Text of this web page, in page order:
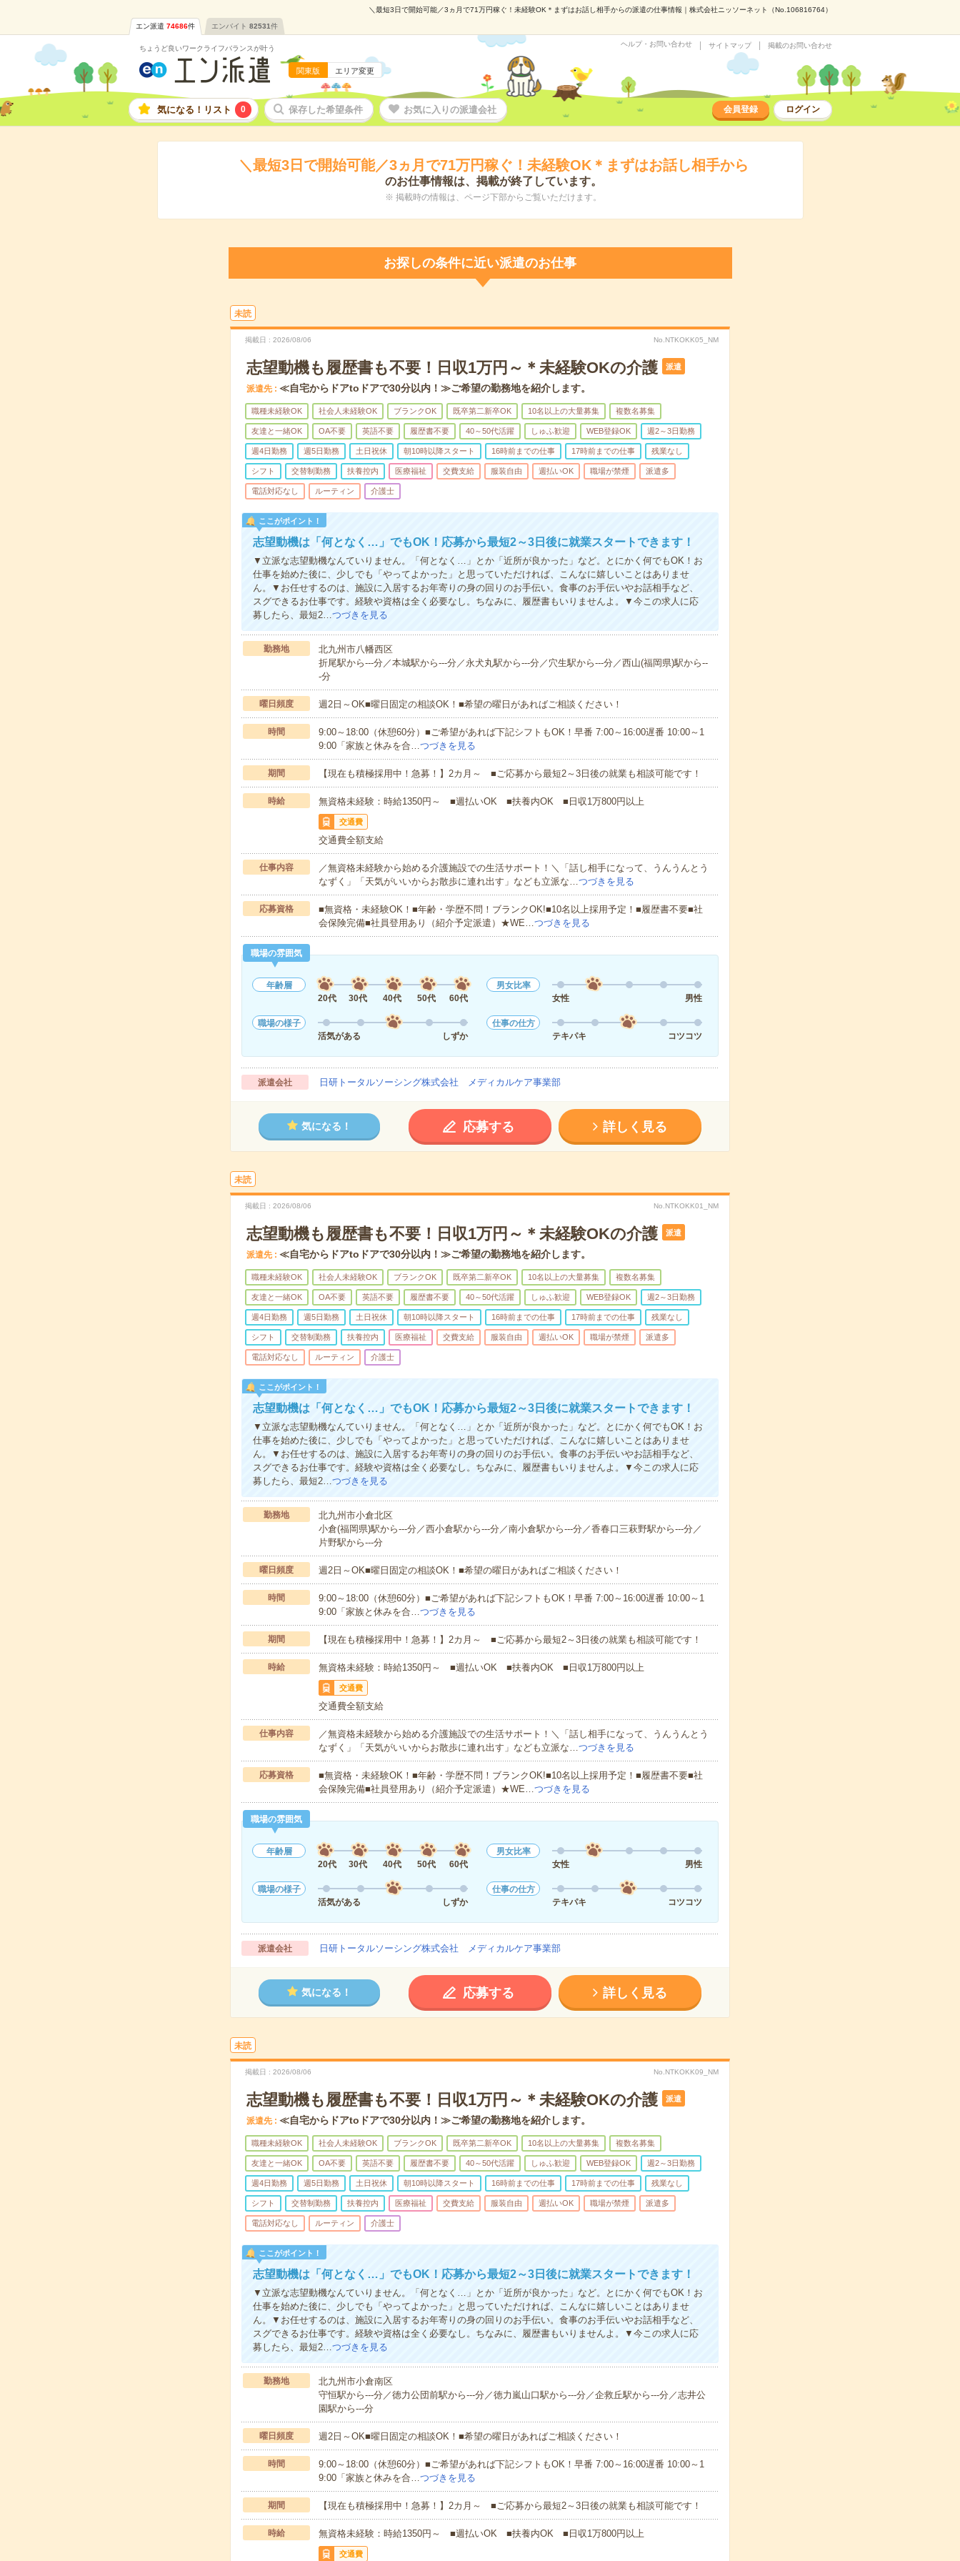
＼最短3日で開始可能／3ヵ月で71万円稼ぐ！未経験OK＊まずはお話し相手からの派遣の仕事情報｜株式会社ニッソーネット（No.106816764）
エン派遣 74686件 エンバイト 82531件
ちょうど良いワークライフバランスが叶う
関東版 エリア変更
ヘルプ・お問い合わせ サイトマップ 掲載のお問い合わせ
気になる！リスト 0 保存した希望条件 お気に入りの派遣会社 会員登録 ログイン
＼最短3日で開始可能／3ヵ月で71万円稼ぐ！未経験OK＊まずはお話し相手から
のお仕事情報は、掲載が終了しています。
※ 掲載時の情報は、ページ下部からご覧いただけます。
お探しの条件に近い派遣のお仕事
未読
掲載日 2026/08/06 No.NTKOKK05_NM
志望動機も履歴書も不要！日収1万円～＊未経験OKの介護 派遣
派遣先 ≪自宅からドアtoドアで30分以内！≫ご希望の勤務地を紹介します。
職種未経験OK 社会人未経験OK ブランクOK 既卒第二新卒OK 10名以上の大量募集 複数名募集
友達と一緒OK OA不要 英語不要 履歴書不要 40～50代活躍 しゅふ歓迎 WEB登録OK 週2～3日勤務
週4日勤務 週5日勤務 土日祝休 朝10時以降スタート 16時前までの仕事 17時前までの仕事 残業なし
シフト 交替制勤務 扶養控内 医療福祉 交費支給 服装自由 週払いOK 職場が禁煙 派遣多
電話対応なし ルーティン 介護士
ここがポイント！
志望動機は「何となく…」でもOK！応募から最短2～3日後に就業スタートできます！
▼立派な志望動機なんていりません。「何となく…」とか「近所が良かった」など。とにかく何でもOK！お
仕事を始めた後に、少しでも「やってよかった」と思っていただければ、こんなに嬉しいことはありませ
ん。▼お任せするのは、施設に入居するお年寄りの身の回りのお手伝い。食事のお手伝いやお話相手など、
スグできるお仕事です。経験や資格は全く必要なし。ちなみに、履歴書もいりませんよ。▼今この求人に応
募したら、最短2…つづきを見る
勤務地
北九州市八幡西区
折尾駅から---分／本城駅から---分／永犬丸駅から---分／穴生駅から---分／西山(福岡県)駅から--
-分
曜日頻度 週2日～OK■曜日固定の相談OK！■希望の曜日があればご相談ください！
時間
9:00～18:00（休憩60分）■ご希望があれば下記シフトもOK！早番 7:00～16:00遅番 10:00～1
9:00「家族と休みを合…つづきを見る
期間 【現在も積極採用中！急募！】2カ月～ ■ご応募から最短2～3日後の就業も相談可能です！
時給 無資格未経験：時給1350円～ ■週払いOK ■扶養内OK ■日収1万800円以上
交通費
交通費全額支給
仕事内容
／無資格未経験から始める介護施設での生活サポート！＼「話し相手になって、うんうんとう
なずく」「天気がいいからお散歩に連れ出す」なども立派な…つづきを見る
応募資格
■無資格・未経験OK！■年齢・学歴不問！ブランクOK!■10名以上採用予定！■履歴書不要■社
会保険完備■社員登用あり（紹介予定派遣）★WE…つづきを見る
職場の雰囲気
年齢層
20代
30代 40代 50代 60代
男女比率
女性
男性
職場の様子
活気がある
しずか
仕事の仕方
テキパキ
コツコツ
派遣会社 日研トータルソーシング株式会社 メディカルケア事業部
気になる！ 応募する 詳しく見る
未読
掲載日 2026/08/06 No.NTKOKK01_NM
志望動機も履歴書も不要！日収1万円～＊未経験OKの介護 派遣
派遣先 ≪自宅からドアtoドアで30分以内！≫ご希望の勤務地を紹介します。
職種未経験OK 社会人未経験OK ブランクOK 既卒第二新卒OK 10名以上の大量募集 複数名募集
友達と一緒OK OA不要 英語不要 履歴書不要 40～50代活躍 しゅふ歓迎 WEB登録OK 週2～3日勤務
週4日勤務 週5日勤務 土日祝休 朝10時以降スタート 16時前までの仕事 17時前までの仕事 残業なし
シフト 交替制勤務 扶養控内 医療福祉 交費支給 服装自由 週払いOK 職場が禁煙 派遣多
電話対応なし ルーティン 介護士
ここがポイント！
志望動機は「何となく…」でもOK！応募から最短2～3日後に就業スタートできます！
▼立派な志望動機なんていりません。「何となく…」とか「近所が良かった」など。とにかく何でもOK！お
仕事を始めた後に、少しでも「やってよかった」と思っていただければ、こんなに嬉しいことはありませ
ん。▼お任せするのは、施設に入居するお年寄りの身の回りのお手伝い。食事のお手伝いやお話相手など、
スグできるお仕事です。経験や資格は全く必要なし。ちなみに、履歴書もいりませんよ。▼今この求人に応
募したら、最短2…つづきを見る
勤務地
北九州市小倉北区
小倉(福岡県)駅から---分／西小倉駅から---分／南小倉駅から---分／香春口三萩野駅から---分／
片野駅から---分
曜日頻度 週2日～OK■曜日固定の相談OK！■希望の曜日があればご相談ください！
時間
9:00～18:00（休憩60分）■ご希望があれば下記シフトもOK！早番 7:00～16:00遅番 10:00～1
9:00「家族と休みを合…つづきを見る
期間 【現在も積極採用中！急募！】2カ月～ ■ご応募から最短2～3日後の就業も相談可能です！
時給 無資格未経験：時給1350円～ ■週払いOK ■扶養内OK ■日収1万800円以上
交通費
交通費全額支給
仕事内容
／無資格未経験から始める介護施設での生活サポート！＼「話し相手になって、うんうんとう
なずく」「天気がいいからお散歩に連れ出す」なども立派な…つづきを見る
応募資格
■無資格・未経験OK！■年齢・学歴不問！ブランクOK!■10名以上採用予定！■履歴書不要■社
会保険完備■社員登用あり（紹介予定派遣）★WE…つづきを見る
職場の雰囲気
年齢層
20代
30代 40代 50代 60代
男女比率
女性
男性
職場の様子
活気がある
しずか
仕事の仕方
テキパキ
コツコツ
派遣会社 日研トータルソーシング株式会社 メディカルケア事業部
気になる！ 応募する 詳しく見る
未読
掲載日 2026/08/06 No.NTKOKK09_NM
志望動機も履歴書も不要！日収1万円～＊未経験OKの介護 派遣
派遣先 ≪自宅からドアtoドアで30分以内！≫ご希望の勤務地を紹介します。
職種未経験OK 社会人未経験OK ブランクOK 既卒第二新卒OK 10名以上の大量募集 複数名募集
友達と一緒OK OA不要 英語不要 履歴書不要 40～50代活躍 しゅふ歓迎 WEB登録OK 週2～3日勤務
週4日勤務 週5日勤務 土日祝休 朝10時以降スタート 16時前までの仕事 17時前までの仕事 残業なし
シフト 交替制勤務 扶養控内 医療福祉 交費支給 服装自由 週払いOK 職場が禁煙 派遣多
電話対応なし ルーティン 介護士
ここがポイント！
志望動機は「何となく…」でもOK！応募から最短2～3日後に就業スタートできます！
▼立派な志望動機なんていりません。「何となく…」とか「近所が良かった」など。とにかく何でもOK！お
仕事を始めた後に、少しでも「やってよかった」と思っていただければ、こんなに嬉しいことはありませ
ん。▼お任せするのは、施設に入居するお年寄りの身の回りのお手伝い。食事のお手伝いやお話相手など、
スグできるお仕事です。経験や資格は全く必要なし。ちなみに、履歴書もいりませんよ。▼今この求人に応
募したら、最短2…つづきを見る
勤務地
北九州市小倉南区
守恒駅から---分／徳力公団前駅から---分／徳力嵐山口駅から---分／企救丘駅から---分／志井公
園駅から---分
曜日頻度 週2日～OK■曜日固定の相談OK！■希望の曜日があればご相談ください！
時間
9:00～18:00（休憩60分）■ご希望があれば下記シフトもOK！早番 7:00～16:00遅番 10:00～1
9:00「家族と休みを合…つづきを見る
期間 【現在も積極採用中！急募！】2カ月～ ■ご応募から最短2～3日後の就業も相談可能です！
時給 無資格未経験：時給1350円～ ■週払いOK ■扶養内OK ■日収1万800円以上
交通費